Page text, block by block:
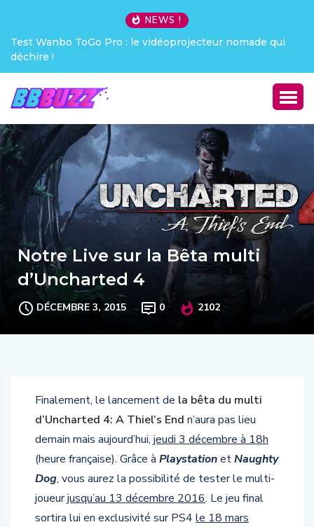
NEWS !
nomade qui
Creative Pebble X : j’ai été choqué !
Notre Live sur la Bêta multi
d’Uncharted 4
DÉCEMBRE 3, 2015 0 2102
Finalement, le lancement de la bêta du multi
d’Uncharted 4: A Thiel’s End n’aura pas lieu
demain mais aujourd’hui, jeudi 3 décembre à 18h
(heure française). Grâce à PlaystationetNaughty
Dog, vous aurez la possibilité de tester le multi-
joueurjusqu’au 13 décembre 2016. Le jeu final
sortira lui en exclusivité sur PS4 le 18 mars